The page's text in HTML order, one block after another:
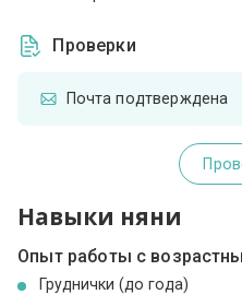
Проверки
Почта подтверждена
Навыки няни
Опыт работы с
Груднички (до года)